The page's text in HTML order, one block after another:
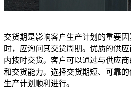
交货期是影响客户生产计划的重要
时，应询问其交货周期。优质的供
内按时交货。客户可以通过与供应
和交货能力。选择交货期短、可靠
生产计划顺利进行。